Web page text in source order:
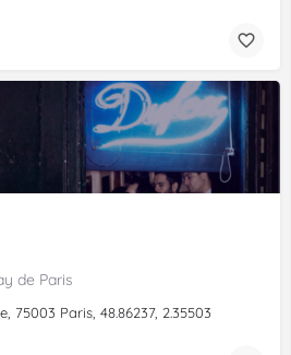
de Paris
75003 Paris, 48.86237, 2.35503